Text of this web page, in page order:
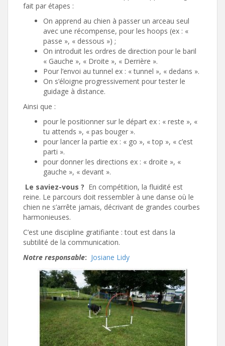
fait par étapes :
On apprend au chien à passer un arceau seul
avec une récompense, pour les hoops (ex : «
passe », « dessous ») ;
On introduit les ordres de direction pour le baril
« Gauche », « Droite », « Derrière ».
Pour l’envoi au tunnel ex : « tunnel », « dedans ».
On s’éloigne progressivement pour tester le
guidage à distance.
Ainsi que :
pour le positionner sur le départ ex : « reste », «
tu attends », « pas bouger ».
pour lancer la partie ex : « go », « top », « c’est
parti ».
pour donner les directions ex : « droite », «
gauche », « devant ».
Le saviez-vous ? En compétition, la fluidité est
reine. Le parcours doit ressembler à une danse où le
chien ne s’arrête jamais, décrivant de grandes courbes
harmonieuses.
C’est une discipline gratifiante : tout est dans la
subtilité de la communication.
Notre responsable: Josiane Lidy